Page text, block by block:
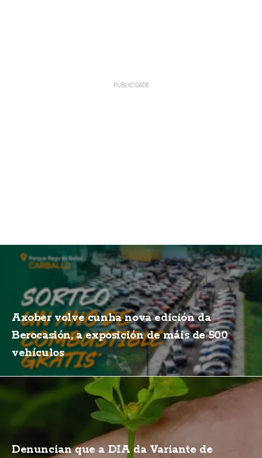
Axober volve cunha nova edición da
Berocasión, a exposición de máis de 500
vehículos
Denuncian que a DIA da Variante de